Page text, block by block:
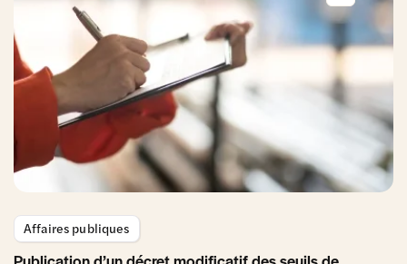
Affaires publiques